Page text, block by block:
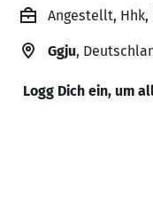
Angestellt, Hhk,
Ggju,
Logg Dich ein, um